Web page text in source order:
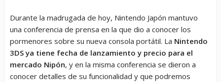
Durante la madrugada de hoy, Nintendo Japón mantuvo
una conferencia de prensa en la que dio a conocer los
pormenores sobre su nueva consola portátil. La Nintendo
3DS ya tiene fecha de lanzamiento y precio para el
mercado Nipón, y en la misma conferencia se dieron a
conocer detalles de su funcionalidad y que podremos